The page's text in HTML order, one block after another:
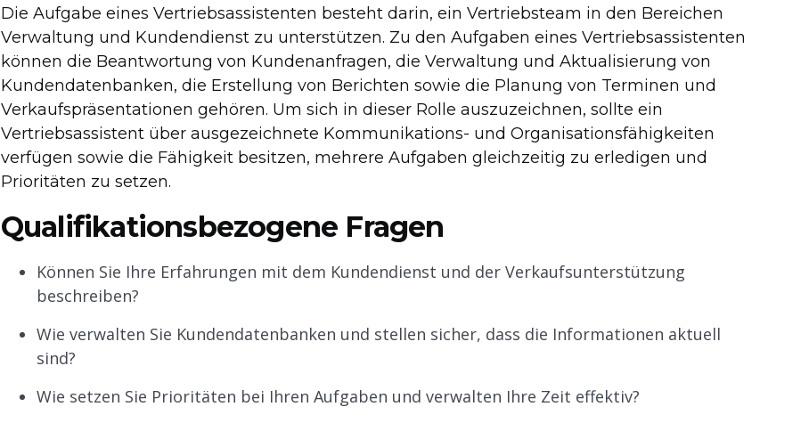
Die Aufgabe eines Vertriebsassistenten besteht darin, ein Vertriebsteam in den Bereichen
Verwaltung und Kundendienst zu unterstützen. Zu den Aufgaben eines Vertriebsassistenten
können die Beantwortung von Kundenanfragen, die Verwaltung und Aktualisierung von
Kundendatenbanken, die Erstellung von Berichten sowie die Planung von Terminen und
Verkaufspräsentationen gehören. Um sich in dieser Rolle auszuzeichnen, sollte ein
Vertriebsassistent über ausgezeichnete Kommunikations- und Organisationsfähigkeiten
verfügen sowie die Fähigkeit besitzen, mehrere Aufgaben gleichzeitig zu erledigen und
Prioritäten zu setzen.
Qualifikationsbezogene Fragen
Können Sie Ihre Erfahrungen mit dem Kundendienst und der Verkaufsunterstützung
beschreiben?
Wie verwalten Sie Kundendatenbanken und stellen sicher, dass die Informationen aktuell
sind?
Wie setzen Sie Prioritäten bei Ihren Aufgaben und verwalten Ihre Zeit effektiv?